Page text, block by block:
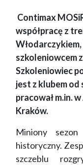
Contimax
współpracę z
szkoleniowcem
Szkoleniowiec
jest z klubem od
pracował m.in.
Kraków.
Miniony
historyczny.
szczeblu